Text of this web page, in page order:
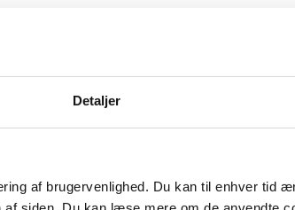
Detaljer
af brugervenlighed. Du kan til enhver tid